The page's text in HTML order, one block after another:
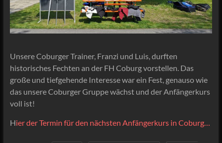
Unsere Coburger Trainer, Franzi und Luis, durften
historisches Fechten an der FH Coburg vorstellen. Das
große und tiefgehende Interesse war ein Fest, genauso wie
das unsere Coburger Gruppe wächst und der Anfängerkurs
voll ist!
Hier der Termin für den nächsten Anfängerkurs in Coburg…